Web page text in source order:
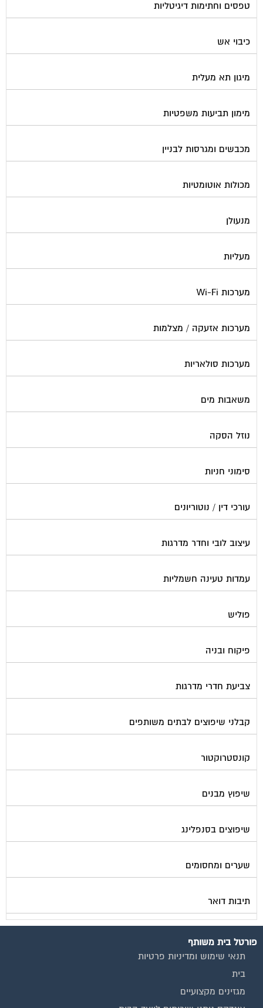
טפסים וחתימות דיגיטליות
כיבוי אש
מיגון תא מעלית
מימון תביעות משפטיות
מכבשים ומגרסות לבניין
מכולות אוטומטיות
מנעולן
מעליות
מערכות Wi-Fi
מערכות אזעקה / מצלמות
מערכות סולאריות
משאבות מים
נוזל הסקה
סימוני חניות
עורכי דין / נוטוריונים
עיצוב לובי וחדר מדרגות
עמדות טעינה חשמליות
פוליש
פיקוח ובניה
צביעת חדרי מדרגות
קבלני שיפוצים לבתים משותפים
קונסטרוקטור
שיפוץ מבנים
שיפוצים בסנפלינג
שערים ומחסומים
תיבות דואר
פורטל בית משותף
תנאי שימוש ומדיניות פרטיות
בית
מגזינים מקצועיים